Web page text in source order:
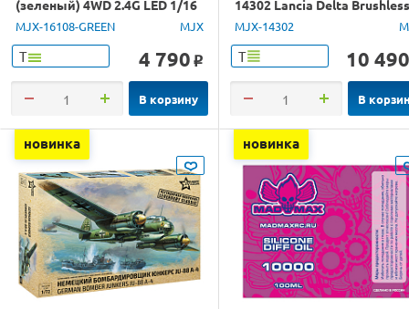
(зеленый) 4WD 2.4G LED 1/16
RTR
MJX-16108-GREEN MJX
Т 4 790 o
В корзину
14302 Lancia Delta Brushless
4WD 2.4G LED 1/14 RTR
MJX-14302
Т 10 490
В
новинка новинка